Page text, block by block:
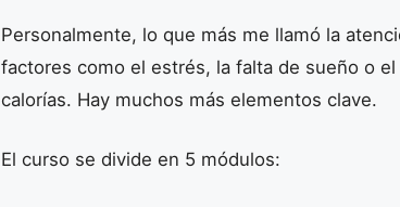
Personalmente, lo que más me llamó la
factores como el estrés, la falta de sueño o
calorías. Hay muchos más elementos clave.
El curso se divide en 5 módulos: